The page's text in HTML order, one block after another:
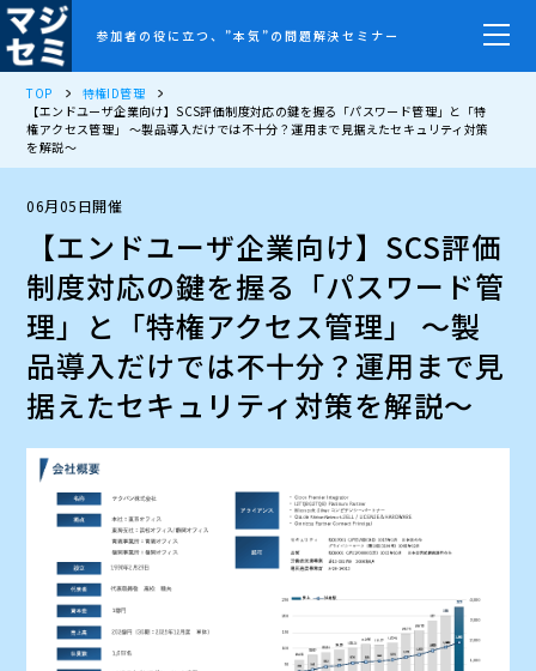
参加者の役に立つ、”本気”の問題解決セミナー
TOP
特権ID管理
【エンドユーザ企業向け】SCS評価制度対応の鍵を握る「パスワード管理」と「特
権アクセス管理」 ～製品導入だけでは不十分？運用まで見据えたセキュリティ対策
を解説～
06月05日開催
【エンドユーザ企業向け】SCS評価
制度対応の鍵を握る「パスワード管
理」と「特権アクセス管理」 ～製
品導入だけでは不十分？運用まで見
据えたセキュリティ対策を解説～